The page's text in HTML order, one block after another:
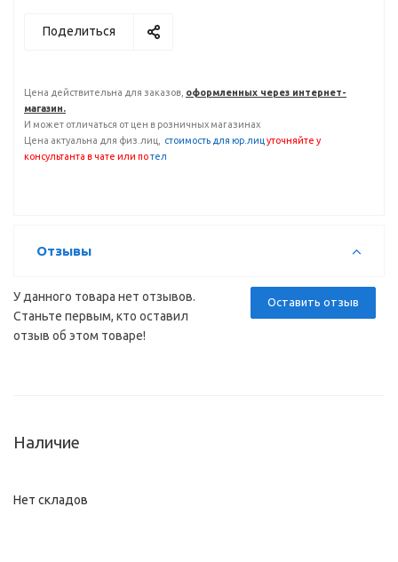
Поделиться
Цена действительна для заказов, оформленных через интернет-
магазин.
И может отличаться от цен в розничных магазинах
Цена актуальна для физ.лиц,
стоимость для юр.лиц уточняйте у
консультанта в чате или потел
Отзывы
Оставить отзыв
У данного товара нет отзывов.
Станьте первым, кто оставил
отзыв об этом товаре!
Наличие
Нет складов